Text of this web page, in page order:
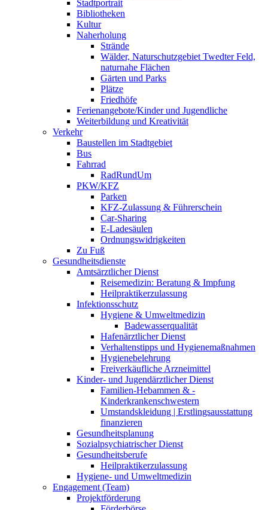
Stadtportrait
Bibliotheken
Kultur
Naherholung
Strände
Wälder, Naturschutzgebiet Twedter Feld,
naturnahe Flächen
Gärten und Parks
Plätze
Friedhöfe
Ferienangebote/Kinder und Jugendliche
Weiterbildung und Kreativität
Verkehr
Baustellen im Stadtgebiet
Bus
Fahrrad
RadRundUm
PKW/KFZ
Parken
KFZ-Zulassung & Führerschein
Car-Sharing
E-Ladesäulen
Ordnungswidrigkeiten
Zu Fuß
Gesundheitsdienste
Amtsärztlicher Dienst
Reisemedizin: Beratung & Impfung
Heilpraktikerzulassung
Infektionsschutz
Hygiene & Umweltmedizin
Badewasserqualität
Hafenärztlicher Dienst
Verhaltenstipps und Hygienemaßnahmen
Hygienebelehrung
Freiverkäufliche Arzneimittel
Kinder- und Jugendärztlicher Dienst
Familien-Hebammen & -
Kinderkrankenschwestern
Umstandskleidung | Erstlingsausstattung
finanzieren
Gesundheitsplanung
Sozialpsychiatrischer Dienst
Gesundheitsberufe
Heilpraktikerzulassung
Hygiene- und Umweltmedizin
Engagement (Team)
Projektförderung